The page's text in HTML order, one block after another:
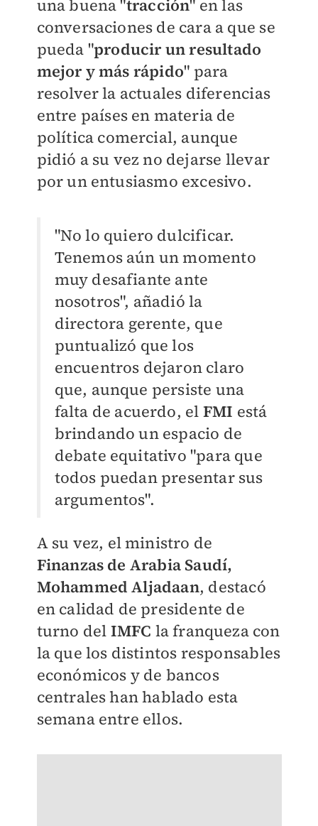
una buena "tracción" en las
conversaciones de cara a que se
pueda "producir un resultado
mejor y más rápido" para
resolver la actuales diferencias
entre países en materia de
política comercial, aunque
pidió a su vez no dejarse llevar
por un entusiasmo excesivo.
"No lo quiero dulcificar.
Tenemos aún un momento
muy desafiante ante
nosotros", añadió la
directora gerente, que
puntualizó que los
encuentros dejaron claro
que, aunque persiste una
falta de acuerdo, el FMI está
brindando un espacio de
debate equitativo "para que
todos puedan presentar sus
argumentos".
A su vez, el ministro de
Finanzas de Arabia Saudí,
Mohammed Aljadaan, destacó
en calidad de presidente de
turno del IMFC la franqueza con
la que los distintos responsables
económicos y de bancos
centrales han hablado esta
semana entre ellos.